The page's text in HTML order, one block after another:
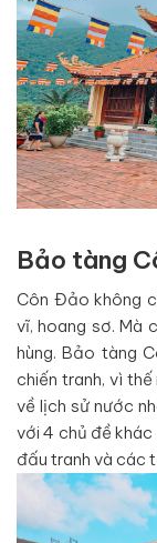
Bảo tàng
Côn Đảo không
vĩ, hoang sơ. Mà
hùng. Bảo tàng
chiến tranh, vì
về lịch sử nước
với 4 chủ đề khác
đấu tranh và các